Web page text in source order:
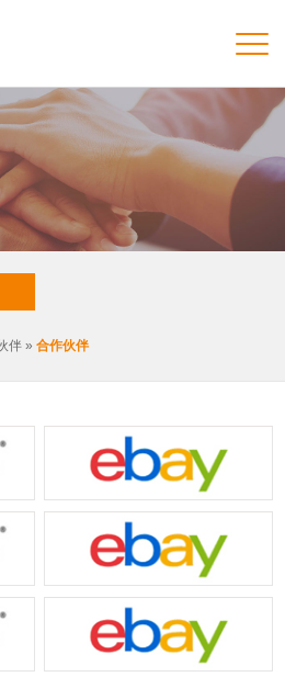
伴 »合作伙伴
合作夥伴3
合作夥伴5
合作夥伴7